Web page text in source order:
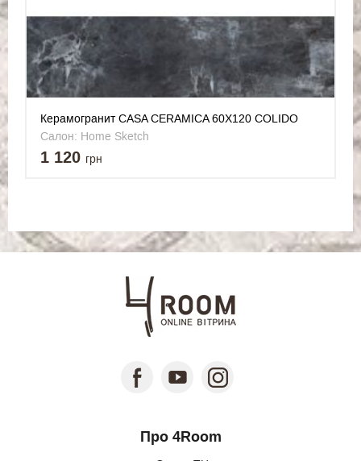
Керамогранит CASA CERAMICA 60X120 COLIDO
NERO
Салон: Home Sketch
1 120 грн
Про 4Room